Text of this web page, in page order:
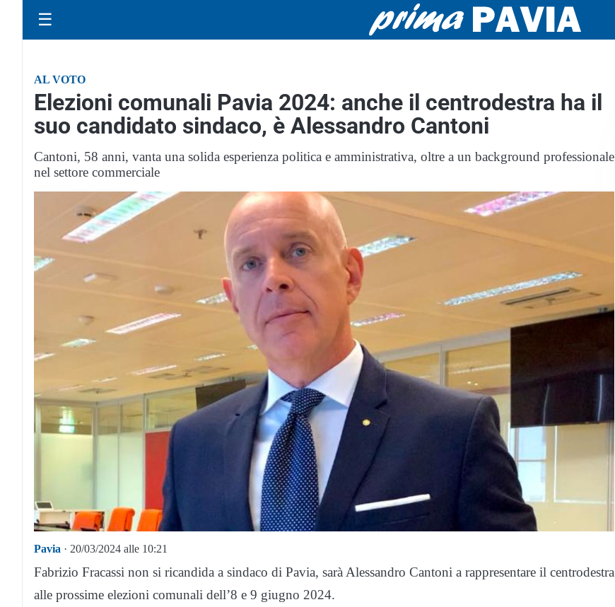
☰
AL VOTO
Elezioni comunali Pavia 2024: anche il centrodestra ha il
suo candidato sindaco, è Alessandro Cantoni
Cantoni, 58 anni, vanta una solida esperienza politica e amministrativa, oltre a un background professionale
nel settore commerciale
Pavia · 20/03/2024 alle 10:21
Fabrizio Fracassi non si ricandida a sindaco di Pavia, sarà Alessandro Cantoni a rappresentare il centrodestra
alle prossime elezioni comunali dell’8 e 9 giugno 2024.